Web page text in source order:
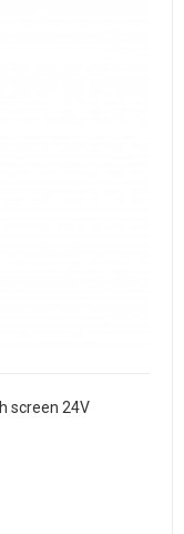
screen 24V